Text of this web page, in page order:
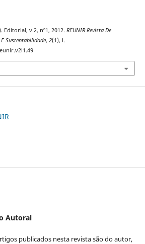
Editorial, v.2, nº1, 2012. REUNIR Revista De
Sustentabilidade, 2(1), i.
Autoral
publicados nesta revista são do autor,